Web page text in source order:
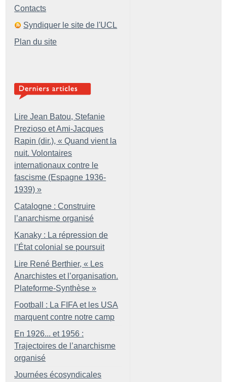
Contacts
Syndiquer le site de l'UCL
Plan du site
Lire Jean Batou, Stefanie
Prezioso et Ami-Jacques
Rapin (dir.), « Quand vient la
nuit. Volontaires
internationaux contre le
fascisme (Espagne 1936-
1939) »
Catalogne : Construire
l’anarchisme organisé
Kanaky : La répression de
l’État colonial se poursuit
Lire René Berthier, « Les
Anarchistes et l’organisation.
Plateforme-Synthèse »
Football : La FIFA et les USA
marquent contre notre camp
En 1926... et 1956 :
Trajectoires de l’anarchisme
organisé
Journées écosyndicales